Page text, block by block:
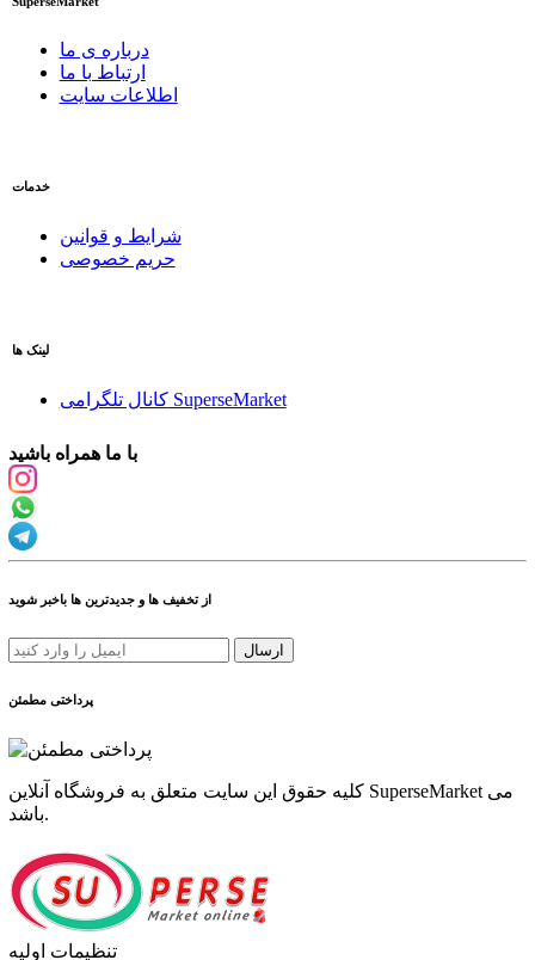
درباره ی ما
ارتباط با ما
اطلاعات سایت
خدمات
شرایط و قوانین
حریم خصوصی
لینک ها
کانال تلگرامی SuperseMarket
با ما همراه باشید
از تخفیف ها و جدیدترین ها باخبر شوید
ارسال
پرداختی مطمئن
کلیه حقوق این سایت متعلق به فروشگاه آنلاین SuperseMarket می
باشد.
تنظیمات اولیه